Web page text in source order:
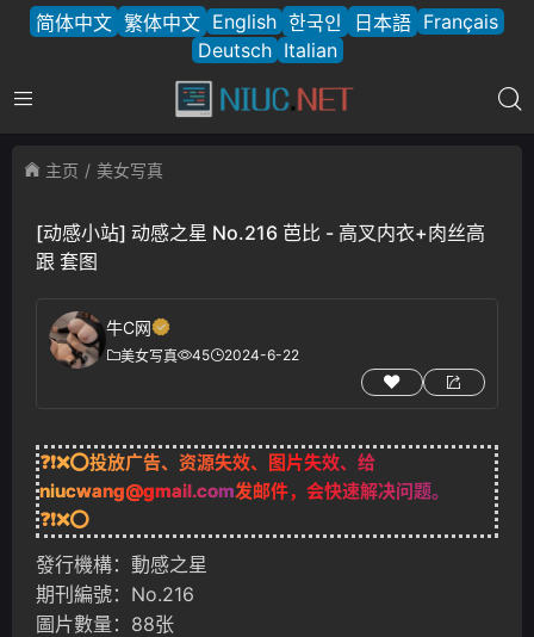
简体中文 繁体中文 English 한국인 日本語 Français
Deutsch Italian
主页 美女写真
[动感小站] 动感之星 No.216 芭比 - 高叉内衣+肉丝高
跟 套图
牛C网
美女写真 45 2024-6-22
❓❗❌⭕投放广告、资源失效、图片失效、给
niucwang@gmail.com发邮件，会快速解决问题。
❓❗❌⭕
發行機構：動感之星
期刊編號：No.216
圖片數量：88张